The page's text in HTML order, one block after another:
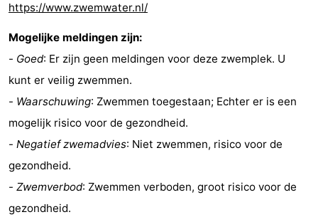
https://www.zwemwater.nl/
Mogelijke meldingen zijn:
- Goed: Er zijn geen meldingen voor deze zwemplek. U
kunt er veilig zwemmen.
- Waarschuwing: Zwemmen toegestaan; Echter er is een
mogelijk risico voor de gezondheid.
- Negatief zwemadvies: Niet zwemmen, risico voor de
gezondheid.
- Zwemverbod: Zwemmen verboden, groot risico voor de
gezondheid.